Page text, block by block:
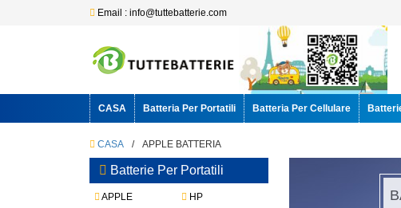
Email : info@tuttebatterie.com
CASA Batteria Per Portatili Batteria Per Cellulare
CASA / APPLE BATTERIA
Batterie Per Portatili
APPLE HP